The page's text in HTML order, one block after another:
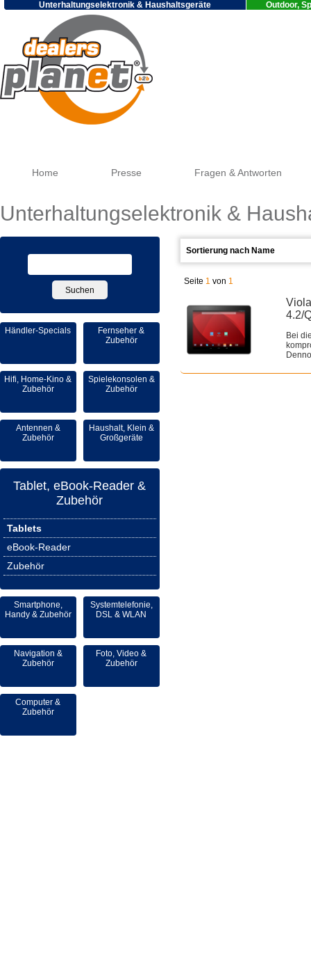
Unterhaltungselektronik & Haushaltsgeräte Outdoor,
Home Presse Fragen & Antworten
Unterhaltungselektronik &
Seite 1 von 1
4.2/
Bei
Händler-Specials
Fernseher &
Zubehör
Hifi, Home-Kino &
Zubehör
Spielekonsolen &
Zubehör
Antennen &
Zubehör
Haushalt, Klein &
Großgeräte
Tablet, eBook-Reader &
Zubehör
Tablets
eBook-Reader
Zubehör
Smartphone,
Handy & Zubehör
Systemtelefonie,
DSL & WLAN
Navigation &
Zubehör
Foto, Video &
Zubehör
Computer &
Zubehör